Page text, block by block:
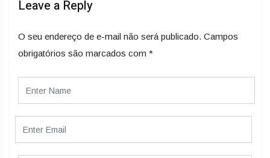
Leave a Reply
O seu endereço de e-mail não será publicado. Campos
obrigatórios são marcados com *